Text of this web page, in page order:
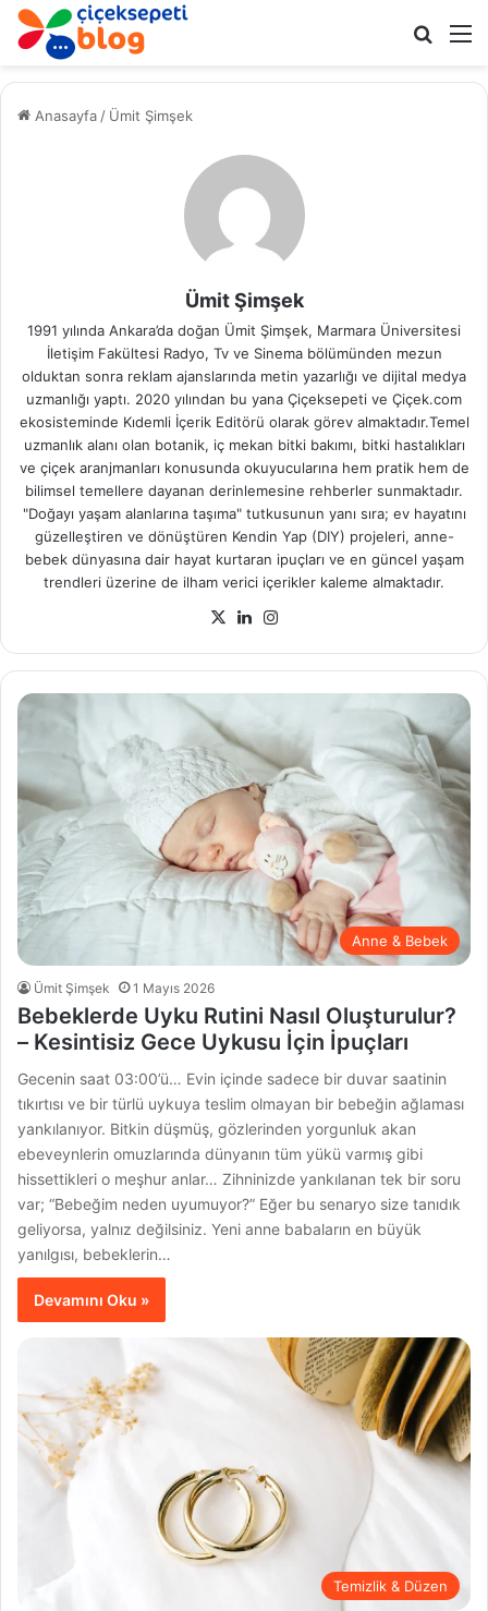
Anasayfa / Ümit Şimşek
Ümit Şimşek
1991 yılında Ankara’da doğan Ümit Şimşek, Marmara Üniversitesi
İletişim Fakültesi Radyo, Tv ve Sinema bölümünden mezun
olduktan sonra reklam ajanslarında metin yazarlığı ve dijital medya
uzmanlığı yaptı. 2020 yılından bu yana Çiçeksepeti ve Çiçek.com
ekosisteminde Kıdemli İçerik Editörü olarak görev almaktadır.Temel
uzmanlık alanı olan botanik, iç mekan bitki bakımı, bitki hastalıkları
ve çiçek aranjmanları konusunda okuyucularına hem pratik hem de
bilimsel temellere dayanan derinlemesine rehberler sunmaktadır.
"Doğayı yaşam alanlarına taşıma" tutkusunun yanı sıra; ev hayatını
güzelleştiren ve dönüştüren Kendin Yap (DIY) projeleri, anne-
bebek dünyasına dair hayat kurtaran ipuçları ve en güncel yaşam
trendleri üzerine de ilham verici içerikler kaleme almaktadır.
X LinkedIn
Anne & Bebek
Ümit Şimşek 1 Mayıs 2026
Bebeklerde Uyku Rutini Nasıl Oluşturulur?
– Kesintisiz Gece Uykusu İçin İpuçları
Gecenin saat 03:00’ü… Evin içinde sadece bir duvar saatinin
tıkırtısı ve bir türlü uykuya teslim olmayan bir bebeğin ağlaması
yankılanıyor. Bitkin düşmüş, gözlerinden yorgunluk akan
ebeveynlerin omuzlarında dünyanın tüm yükü varmış gibi
hissettikleri o meşhur anlar… Zihninizde yankılanan tek bir soru
var; “Bebeğim neden uyumuyor?” Eğer bu senaryo size tanıdık
geliyorsa, yalnız değilsiniz. Yeni anne babaların en büyük
yanılgısı, bebeklerin…
Devamını Oku »
Temizlik & Düzen